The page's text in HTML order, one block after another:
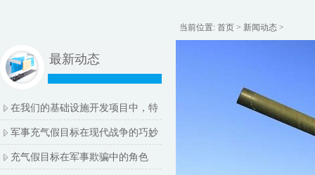
最新动态
在我们的基础设施开发项目中，特
军事充气假目标在现代战争的巧妙
充气假目标在军事欺骗中的角色
当前位置: 首页 > 新闻动态 >